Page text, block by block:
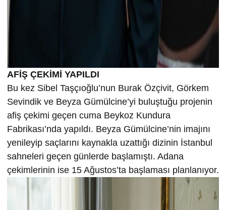
AFİŞ ÇEKİMİ YAPILDI
Bu kez Sibel Taşçıoğlu’nun Burak Özçivit, Görkem
Sevindik ve Beyza Gümülcine’yi buluştuğu projenin
afiş çekimi geçen cuma Beykoz Kundura
Fabrikası’nda yapıldı. Beyza Gümülcine’nin imajını
yenileyip saçlarını kaynakla uzattığı dizinin İstanbul
sahneleri geçen günlerde başlamıştı. Adana
çekimlerinin ise 15 Ağustos’ta başlaması planlanıyor.